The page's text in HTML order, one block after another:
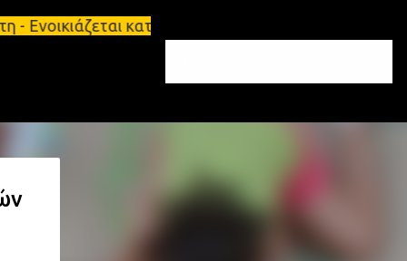
κατάστημα 134 τ.μ, με υπόγειο 124τ.μ